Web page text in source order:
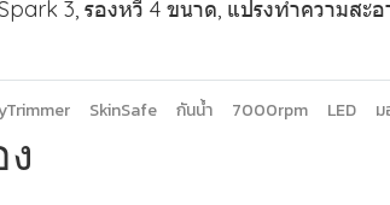
3, รองหวี 4 ขนาด, แปรงทำความสะอ
SkinSafe กันน้ำ 7000rpm LED